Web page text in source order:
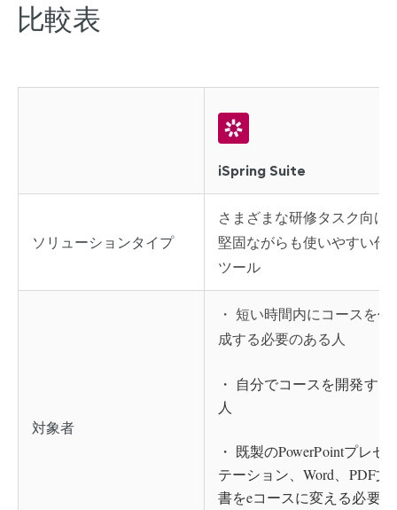
比較表
iSpring Suite
ソリューションタイプ
さまざまな研修タスク向け
堅固ながらも使いやすい作
ツール
対象者
・ 短い時間内にコースを作
成する必要のある人
・ 自分でコースを開発する
人
・ 既製のPowerPointプレゼ
テーション、Word、PDF文
書をeコースに変える必要が